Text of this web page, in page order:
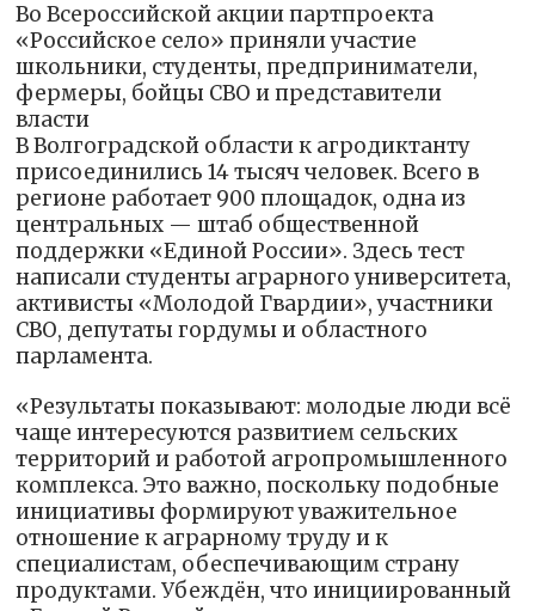
Во Всероссийской акции партпроекта
«Российское село» приняли участие
школьники, студенты, предприниматели,
фермеры, бойцы СВО и представители
власти
В Волгоградской области к агродиктанту
присоединились 14 тысяч человек. Всего в
регионе работает 900 площадок, одна из
центральных — штаб общественной
поддержки «Единой России». Здесь тест
написали студенты аграрного университета,
активисты «Молодой Гвардии», участники
СВО, депутаты гордумы и областного
парламента.
«Результаты показывают: молодые люди всё
чаще интересуются развитием сельских
территорий и работой агропромышленного
комплекса. Это важно, поскольку подобные
инициативы формируют уважительное
отношение к аграрному труду и к
специалистам, обеспечивающим страну
продуктами. Убеждён, что инициированный